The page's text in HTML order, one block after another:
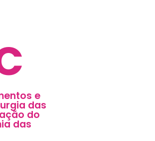
e
das
do
das